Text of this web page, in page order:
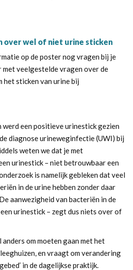
over wel of niet urine sticken
op de poster nog vragen bij je
met veelgestelde vragen over de
het sticken van urine bij
werd een positieve urinestick gezien
diagnose urineweginfectie (UWI) bij
weten we dat je met
urinestick – niet betrouwbaar een
is namelijk gebleken dat veel
in de urine hebben zonder daar
aanwezigheid van bacteriën in de
urinestick – zegt dus niets over of
om moeten gaan met het
en vraagt om verandering
in de dagelijkse praktijk.